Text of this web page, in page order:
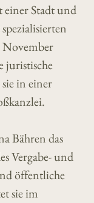
einer Stadt und
juristische
in einer
Bähren das
Vergabe- und
öffentliche
sie im